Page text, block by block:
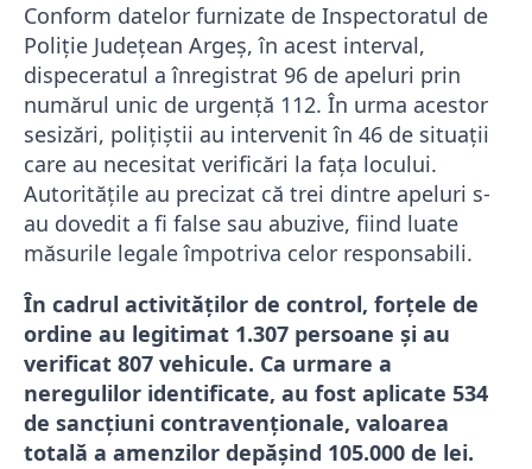
Conform datelor furnizate de Inspectoratul de
Poliție Județean Argeș, în acest interval,
dispeceratul a înregistrat 96 de apeluri prin
numărul unic de urgență 112. În urma acestor
sesizări, polițiștii au intervenit în 46 de situații
care au necesitat verificări la fața locului.
Autoritățile au precizat că trei dintre apeluri s-
au dovedit a fi false sau abuzive, fiind luate
măsurile legale împotriva celor responsabili.
În cadrul activităților de control, forțele de
ordine au legitimat 1.307 persoane și au
verificat 807 vehicule. Ca urmare a
neregulilor identificate, au fost aplicate 534
de sancțiuni contravenționale, valoarea
totală a amenzilor depășind 105.000 de lei.